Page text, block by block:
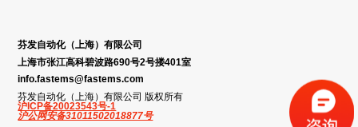
芬发自动化（上海）有限公司
上海市张江高科碧波路690号2号搂401室
info.fastems@fastems.com
芬发自动化（上海）有限公司 版权所有
沪ICP备20023543号-1
沪公网安备31011502018877号